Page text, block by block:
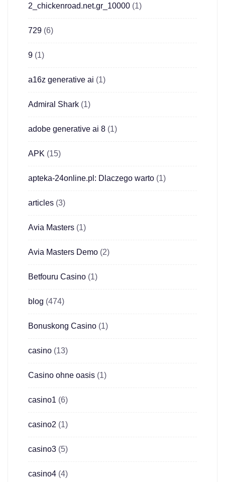
2_chickenroad.net.gr_10000 (1)
729 (6)
9 (1)
a16z generative ai (1)
Admiral Shark (1)
adobe generative ai 8 (1)
APK (15)
apteka-24online.pl: Dlaczego warto (1)
articles (3)
Avia Masters (1)
Avia Masters Demo (2)
Betfouru Casino (1)
blog (474)
Bonuskong Casino (1)
casino (13)
Casino ohne oasis (1)
casino1 (6)
casino2 (1)
casino3 (5)
casino4 (4)